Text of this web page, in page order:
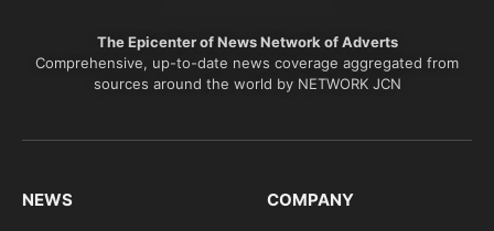
The Epicenter of News Network of Adverts
Comprehensive, up-to-date news coverage aggregated from
sources around the world by NETWORK JCN
NEWS COMPANY